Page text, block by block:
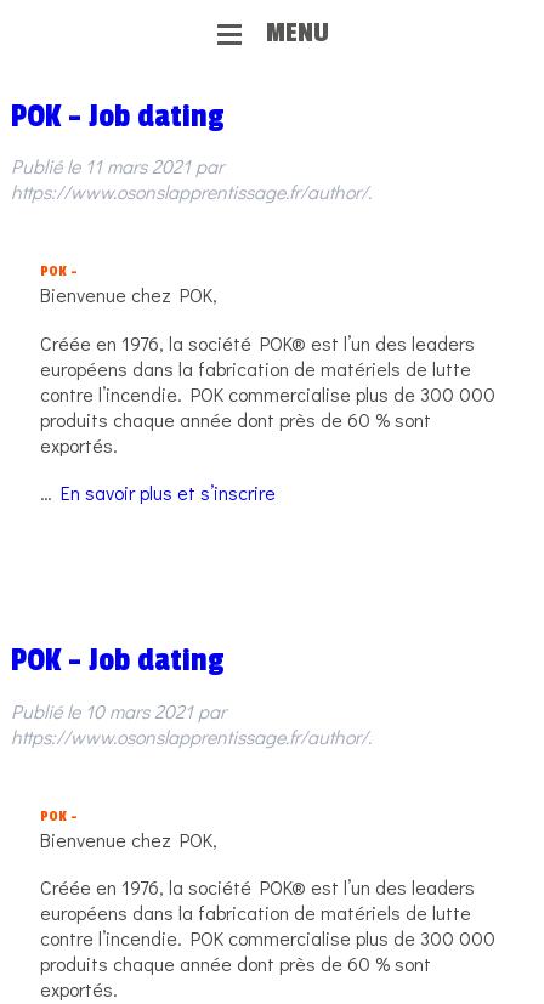
MENU
POK – Job dating
Publié le 11 mars 2021par
https://www.osonslapprentissage.fr/author/.
POK –
Bienvenue chez POK,
Créée en 1976, la société POK® est l’un des leaders
européens dans la fabrication de matériels de lutte
contre l’incendie. POK commercialise plus de 300 000
produits chaque année dont près de 60 % sont
exportés.
… En savoir plus et s’inscrire
POK – Job dating
Publié le 10 mars 2021par
https://www.osonslapprentissage.fr/author/.
POK –
Bienvenue chez POK,
Créée en 1976, la société POK® est l’un des leaders
européens dans la fabrication de matériels de lutte
contre l’incendie. POK commercialise plus de 300 000
produits chaque année dont près de 60 % sont
exportés.